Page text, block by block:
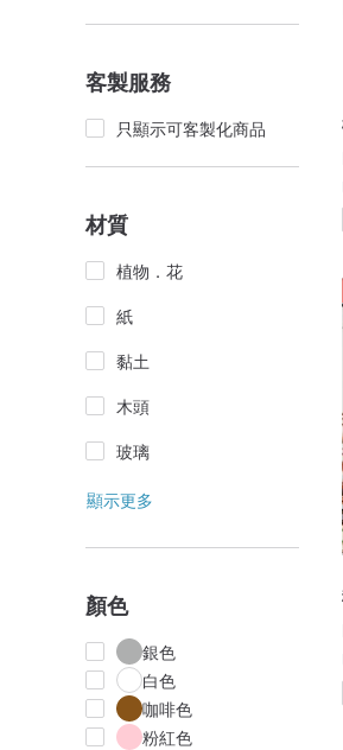
客製服務
只顯示可客製化商品
材質
植物．花
紙
黏土
木頭
玻璃
顯示更多
顏色
銀色
白色
咖啡色
粉紅色